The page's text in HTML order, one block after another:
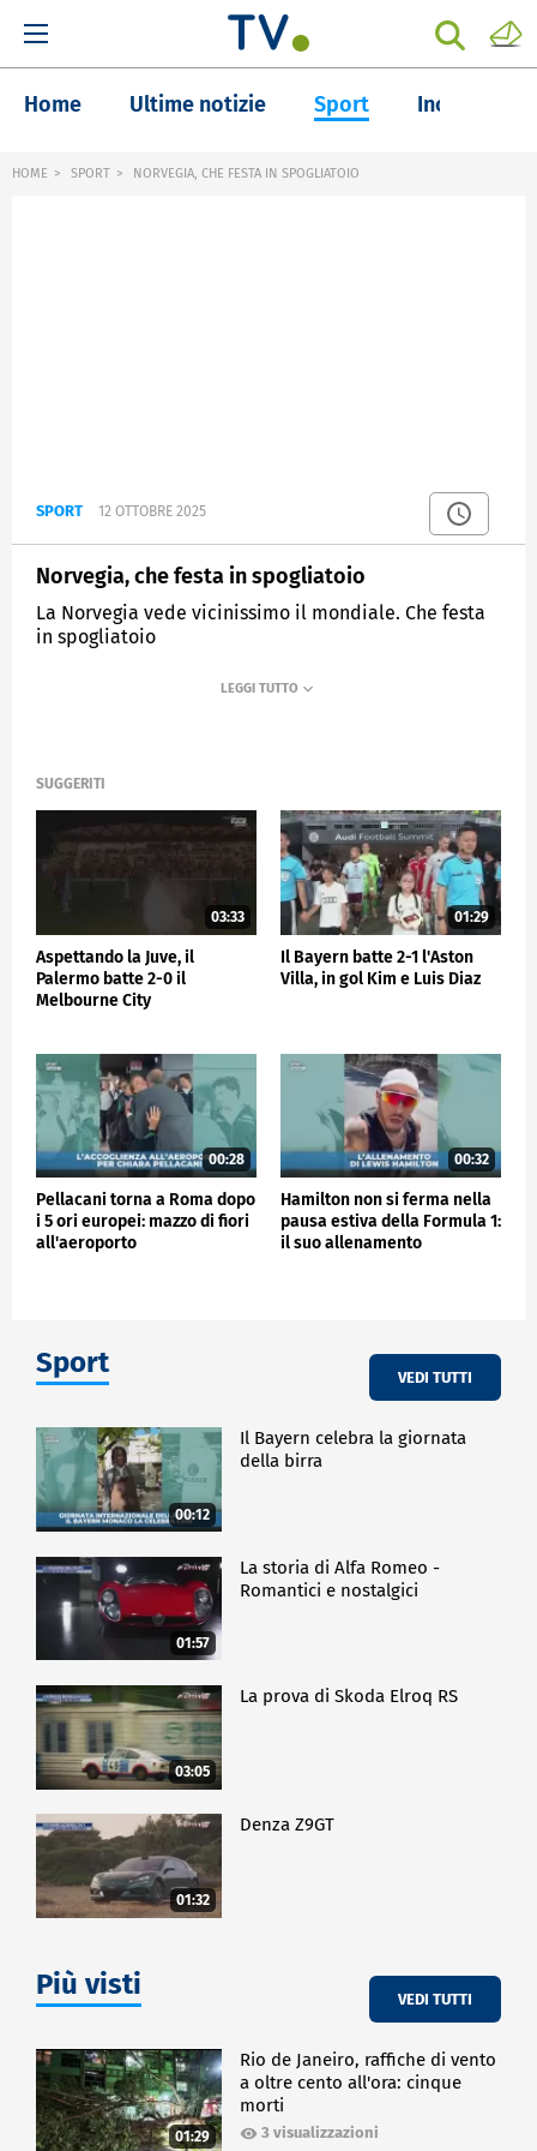
Home Ultime notizie Sport Inchieste
HOME SPORT NORVEGIA, CHE FESTA IN SPOGLIATOIO
SPORT 12 OTTOBRE 2025
Norvegia, che festa in spogliatoio
La Norvegia vede vicinissimo il mondiale. Che festa
in spogliatoio
SPORTMEDIASET
SUGGERITI
03:33
Aspettando la Juve, il
Palermo batte 2-0 il
Melbourne City
01:29
Il Bayern batte 2-1 l'Aston
Villa, in gol Kim e Luis Diaz
00:28
Pellacani torna a Roma dopo
i 5 ori europei: mazzo di fiori
all'aeroporto
00:32
Hamilton non si ferma nella
pausa estiva della Formula 1:
il suo allenamento
Sport VEDI TUTTI
00:12
Il Bayern celebra la giornata
della birra
01:57
La storia di Alfa Romeo -
Romantici e nostalgici
03:05
La prova di Skoda Elroq RS
01:32
Denza Z9GT
Più visti VEDI TUTTI
01:29
Rio de Janeiro, raffiche di vento
a oltre cento all'ora: cinque
morti
3 visualizzazioni